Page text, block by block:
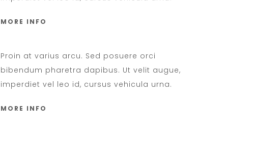
MORE INFO
Proin at varius arcu. Sed posuere orci
bibendum pharetra dapibus. Ut velit augue,
imperdiet vel leo id, cursus vehicula urna.
MORE INFO